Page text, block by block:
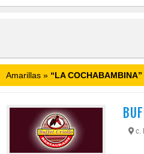
Amarillas » “LA COCHABAMBINA”
c.